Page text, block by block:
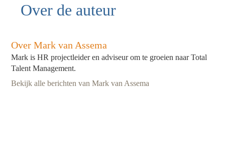
Over de auteur
Over Mark van Assema
Mark is HR projectleider en adviseur om te groeien naar Total
Talent Management.
Bekijk alle berichten van Mark van Assema